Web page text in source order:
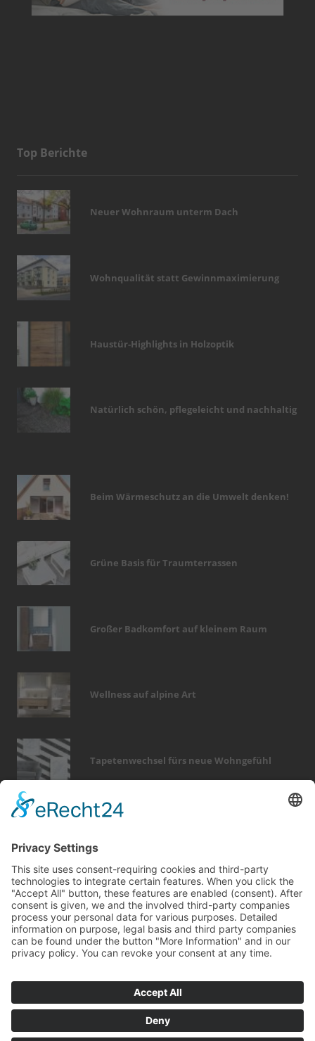
Top Berichte
Neuer Wohnraum unterm Dach
Wohnqualität statt Gewinnmaximierung
Haustür-Highlights in Holzoptik
Natürlich schön, pflegeleicht und nachhaltig
Beim Wärmeschutz an die Umwelt denken!
Grüne Basis für Traumterrassen
Großer Badkomfort auf kleinem Raum
Wellness auf alpine Art
Tapetenwechsel fürs neue Wohngefühl
dämmung rund ums haus smart home
garten
feuer
wellness dach finanzierung
fenster
elektro
outdoor heizung küche
türen
zaun
sanieren kamin renovieren
förderung